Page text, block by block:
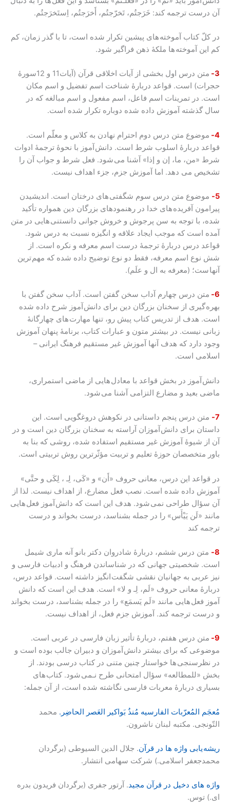
آن درست ترجمه کند: خَرَجتُم، تَخرّجتُم، أَخرَجتُم، اِستَخرَجتُم.
در کلّ کتاب آموخته های پیشین تکرار شده است، تا با گذر زمان، کم
کم این آموخته ها ملکۀ ذهن فراگیر شود.
3-
متن درس اول بخشی از آیات اخلاقی قرآن (آیات11 و 12سورۀ
حجرات) است. قواعد دربارۀ شناخت اسم تفضیل و اسم مکان
است. در تمرینات اسم فاعل، اسم مفعول و اسم مبالغه که در
سال گذشته آموزش داده شده دوباره تکرار شده است.
4-
موضوع متن درس دوم احترام نهادن به کلاس و معلّم است.
قواعد دربارۀ اسلوب شرط است. دانش آموز با نحوۀ ترجمۀ ادوات
شرط «من، ما، إن و إذا» آشنا می شود. فعل شرط و جواب آن را
تشخیص می دهد. اما آموزش جزم، جزء اهداف نیست.
5-
موضوع متن درس سوم شگفتی های درختان است. اندیشیدن
پیرامون آفریده های خدا در رهنمودهای بزرگان دین همواره تأکید
شده، با توجه به سن پر جوش و خروش جوانی دانستنی هایی در متن
آمده است که موجب ایجاد علاقه و انگیزه نسبت به درس شود.
قواعد درس دربارۀ ترجمۀ درست اسم معرفه و نکره است. از
شش نوع اسم معرفه، فقط دو نوع توضیح داده شده که مهم ترین
آنها ست؛ (معرفه به ال و علَم).
6-
متن درس چهارم آداب سخن گفتن است. آداب سخن گفتن با
بهره گیری از سخنان بزرگان دین برای دانش آموز شرح داده شده
است. هدف از تدریس کتاب پیش رو، تنها مهارت های چهارگانۀ
زبانی نیست. در بیشتر متون و عبارات کتاب، برنامۀ پنهان آموزش
وجود دارد که هدف آنها آموزش غیر مستقیم فرهنگ ایرانی –
اسلامی است.
دانش آموز در بخش قواعد با معادل هایی از ماضی استمراری،
ماضی بعید و مضارع التزامی آشنا می شود.
7-
متن درس پنجم داستانی در نکوهش دروغگویی است. این
داستان برای دانش آموزان آراسته به سخنان بزرگان دین است و در
آن از شیوۀ آموزش غیر مستقیم استفاده شده، روشی که بنا به
باور متخصصان حوزۀ تعلیم و تربیت مؤثّرترین روش تربیتی است.
در قواعد این درس، معانی حروف «أَن» و «کَی، لِـ ، لِکَی و حتَّی»
آموزش داده شده است. نصب فعل مضارع، از اهداف نیست. لذا از
آن سؤال طراحی نمی شود. هدف این است که دانش آموز فعل هایی
مانند «لَن یَیْأَس» را در جمله بشناسد، درست بخواند و درست
ترجمه کند
8-
متن درس ششم، دربارۀ شادروان دکتر بانو آنه ماری شیمل
است. شخصیتی جهانی که در شناساندن فرهنگ و ادبیات فارسی و
نیز عربی به جهانیان نقشی شگفت انگیز داشته است. قواعد درس،
دربارۀ معانی حروف «لَم، لِـ و لا» است. هدف این است که دانش
آموز فعل هایی مانند «لَم یَسمَع» را در جمله بشناسد، درست بخواند
و درست ترجمه کند. آموزش جزم فعل، از اهداف نیست.
9-
متن درس هفتم، دربارۀ تأثیر زبان فارسی در عربی است.
موضوعی که برای بیشتر دانش آموزان و دبیران جالب بوده است و
در نظرسنجی ها خواستار چنین متنی در کتاب درسی بودند. از
بخش «للمطالعه» سؤال امتحانی طرح نـمی شود. کتاب های
بسیاری دربارۀ معربات فارسی نگاشته شده است، از آن جمله:
مُعجَم المُعرّبات الفارسیه مُنذُ بَواکیر العَصر الحاضِر. محمد
التّونجی. مکتبه لبنان ناشرون.
ریشه یابی واژه ها در قرآن. جلال الدین السیوطی (برگردان
محمدجعفر اسلامی.) شرکت سهامی انتشار.
واژه های دخیل در قرآن مجید. آرتور جفری (برگردان فریدون بدره
ای.) توس.